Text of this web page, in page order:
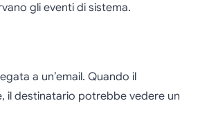
gli eventi di sistema.
a un’email. Quando il
il destinatario potrebbe vedere un